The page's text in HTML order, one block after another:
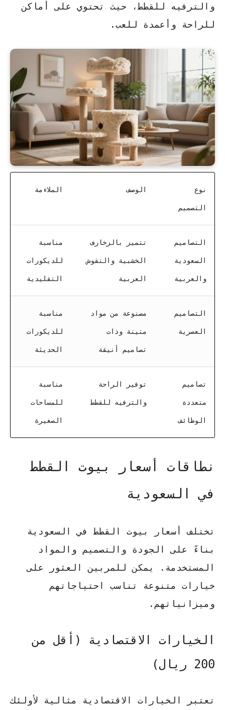
والترفيه للقطط، حيث تحتوي على أماكن
للراحة وأعمدة للعب.
نوع
التصميم
الوصف الملاءمة
التصاميم
السعودية
والعربية
تتميز بالزخارف
الخشبية والنقوش
العربية
مناسبة
للديكورات
التقليدية
التصاميم
العصرية
مصنوعة من مواد
متينة وذات
تصاميم أنيقة
مناسبة
للديكورات
الحديثة
تصاميم
متعددة
الوظائف
توفير الراحة
والترفيه للقطط
مناسبة
للمساحات
الصغيرة
نطاقات أسعار بيوت القطط
في السعودية
تختلف أسعار بيوت القطط في السعودية
بناءً على الجودة والتصميم والمواد
المستخدمة. يمكن للمربين العثور على
خيارات متنوعة تناسب احتياجاتهم
وميزانياتهم.
الخيارات الاقتصادية (أقل من
200 ريال)
تعتبر الخيارات الاقتصادية مثالية لأولئك